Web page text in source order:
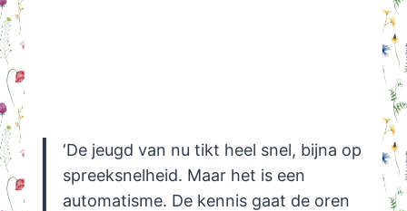
‘De jeugd van nu tikt heel snel, bijna op
spreeksnelheid. Maar het is een
automatisme. De kennis gaat de oren